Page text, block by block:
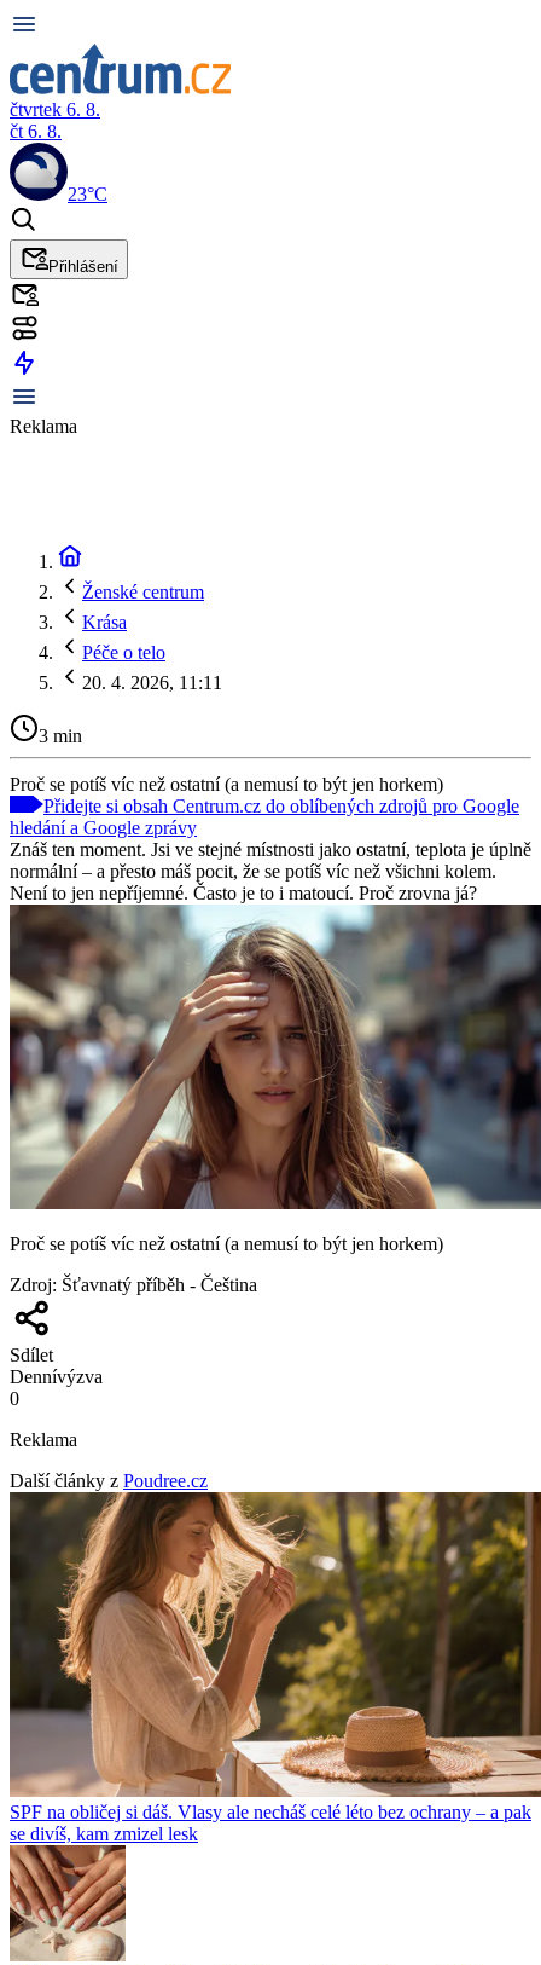
čtvrtek 6. 8.
čt 6. 8.
23°C
Přihlášení
Reklama
Ženské centrum
Krása
Péče o telo
20. 4. 2026, 11:11
3 min
Proč se potíš víc než ostatní (a nemusí to být jen horkem)
Přidejte si obsah Centrum.cz do oblíbených zdrojů pro Google
hledání a Google zprávy
Znáš ten moment. Jsi ve stejné místnosti jako ostatní, teplota je úplně
normální – a přesto máš pocit, že se potíš víc než všichni kolem.
Není to jen nepříjemné. Často je to i matoucí. Proč zrovna já?
Proč se potíš víc než ostatní (a nemusí to být jen horkem)
Zdroj: Šťavnatý příběh - Čeština
Sdílet
Dennívýzva
0
Reklama
Další články z Poudree.cz
SPF na obličej si dáš. Vlasy ale necháš celé léto bez ochrany – a pak
se divíš, kam zmizel lesk